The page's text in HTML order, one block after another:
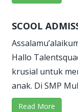
SCOOL
Hallo
krusial untuk
anak. Di SMP
Read More